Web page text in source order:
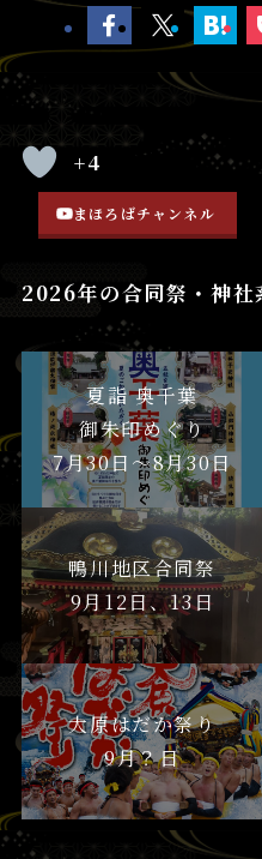
+4
まほろばチャンネル
2026年の合同祭・神社
夏詣 奥千葉
御朱印めぐり
7月30日〜8月30日
鴨川地区合同祭
9月12日、13日
大原はだか祭り
9月？日